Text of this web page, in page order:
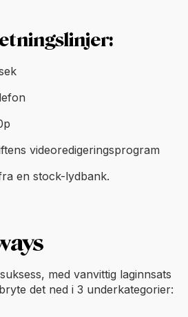
videoredigeringsprogram
en stock-lydbank.
med vanvittig laginnsats
det ned i 3 underkategorier: